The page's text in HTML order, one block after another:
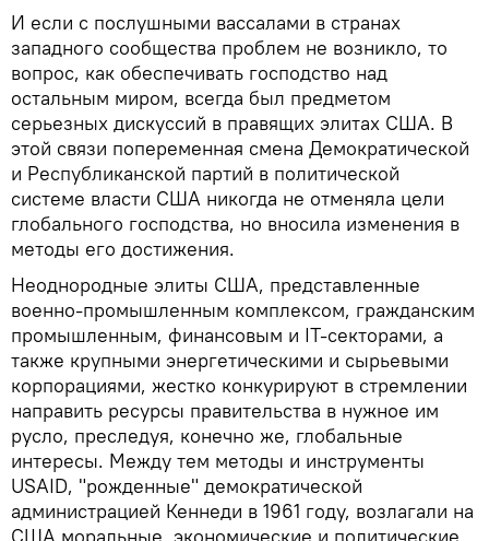
И если с послушными вассалами в странах
западного сообщества проблем не возникло, то
вопрос, как обеспечивать господство над
остальным миром, всегда был предметом
серьезных дискуссий в правящих элитах США. В
этой связи попеременная смена Демократической
и Республиканской партий в политической
системе власти США никогда не отменяла цели
глобального господства, но вносила изменения в
методы его достижения.
Неоднородные элиты США, представленные
военно-промышленным комплексом, гражданским
промышленным, финансовым и IT-секторами, а
также крупными энергетическими и сырьевыми
корпорациями, жестко конкурируют в стремлении
направить ресурсы правительства в нужное им
русло, преследуя, конечно же, глобальные
интересы. Между тем методы и инструменты
USAID, "рожденные" демократической
администрацией Кеннеди в 1961 году, возлагали на
США моральные, экономические и политические